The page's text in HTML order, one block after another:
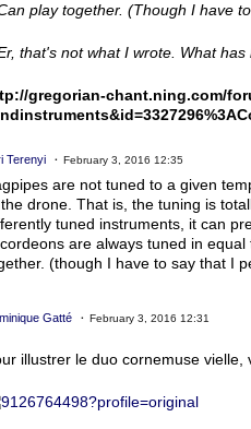
play together. (Though I have
that's not what I wrote. What
gregorian-chant.ning.com/
Terenyi February 3, 2016 12:35
are not tuned to a given
drone. That is, the tuning is
tuned instruments, it can
are always tuned in
(though I have to say that I
Gatté February 3, 2016 12:31
illustrer le duo cornemuse